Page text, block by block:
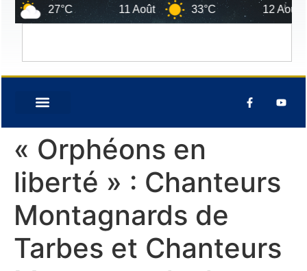
27°C 11 Août 33°C 12 Août
« Orphéons en
liberté » : Chanteurs
Montagnards de
Tarbes et Chanteurs